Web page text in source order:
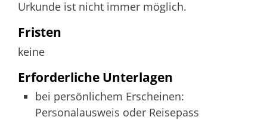
Urkunde ist nicht immer möglich.
Fristen
keine
Erforderliche Unterlagen
bei persönlichem Erscheinen:
Personalausweis oder Reisepass